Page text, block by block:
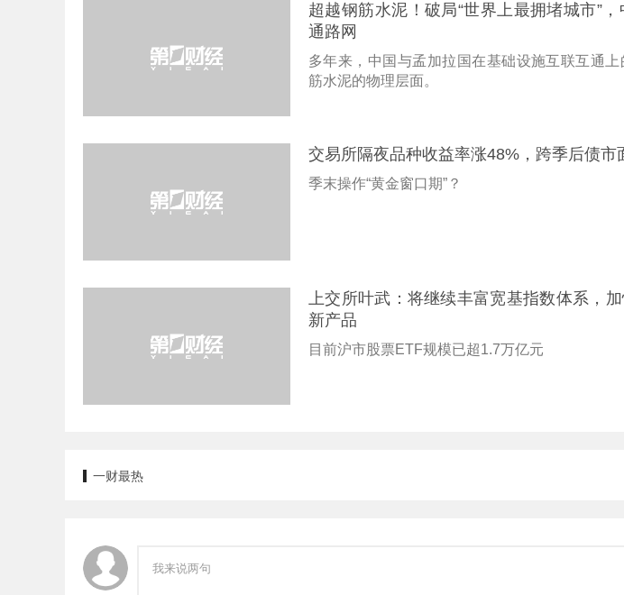
超越钢筋水泥！破局“世界上最拥堵城市”
通路网
多年来，中国与孟加拉国在基础设施互联互通
筋水泥的物理层面。
交易所隔夜品种收益率涨48%，跨季后债市
季末操作“黄金窗口期”？
上交所叶武：将继续丰富宽基指数体系，
新产品
目前沪市股票ETF规模已超1.7万亿元
一财最热